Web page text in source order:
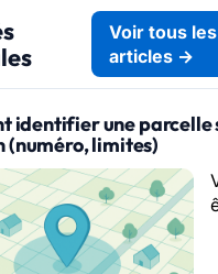
Voir tous les
articles →
identifier une parcelle
(numéro, limites)